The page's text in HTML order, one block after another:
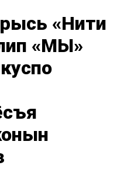
«Нити
«МЫ»